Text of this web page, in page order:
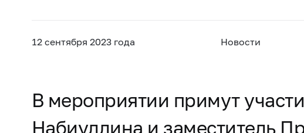
12 сентября 2023 года Новости
В мероприятии примут
Набиуллина и заместитель